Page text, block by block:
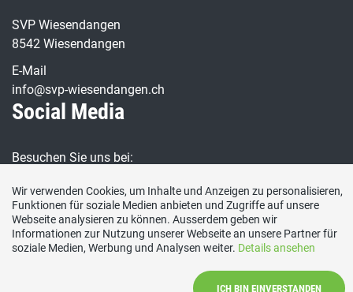
SVP Wiesendangen
8542 Wiesendangen
E-Mail
info@svp-wiesendangen.ch
Social Media
Besuchen Sie uns bei:
Wir verwenden Cookies, um Inhalte und Anzeigen zu personalisieren,
Funktionen für soziale Medien anbieten und Zugriffe auf unsere
Webseite analysieren zu können. Ausserdem geben wir
Informationen zur Nutzung unserer Webseite an unsere Partner für
soziale Medien, Werbung und Analysen weiter. Details ansehen
ICH BIN EINVERSTANDEN